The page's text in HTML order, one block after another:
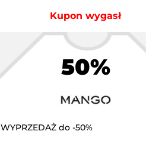
Kupon wygasł
50%
WYPRZEDAŻ do -50%